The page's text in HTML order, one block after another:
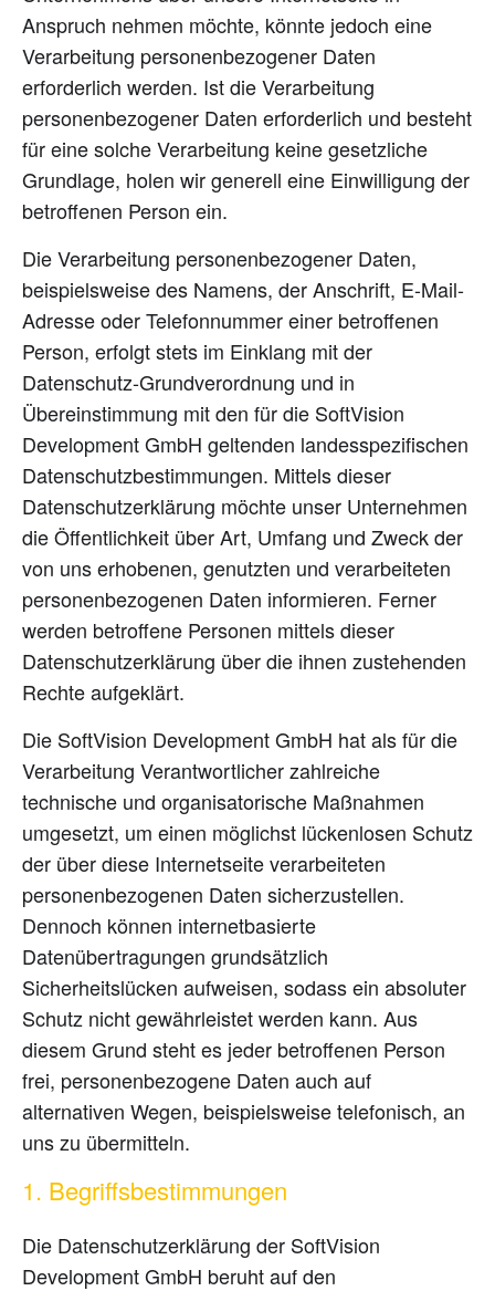
Anspruch nehmen möchte, könnte jedoch eine
Verarbeitung personenbezogener Daten
erforderlich werden. Ist die Verarbeitung
personenbezogener Daten erforderlich und besteht
für eine solche Verarbeitung keine gesetzliche
Grundlage, holen wir generell eine Einwilligung der
betroffenen Person ein.
Die Verarbeitung personenbezogener Daten,
beispielsweise des Namens, der Anschrift, E-Mail-
Adresse oder Telefonnummer einer betroffenen
Person, erfolgt stets im Einklang mit der
Datenschutz-Grundverordnung und in
Übereinstimmung mit den für die SoftVision
Development GmbH geltenden landesspezifischen
Datenschutzbestimmungen. Mittels dieser
Datenschutzerklärung möchte unser Unternehmen
die Öffentlichkeit über Art, Umfang und Zweck der
von uns erhobenen, genutzten und verarbeiteten
personenbezogenen Daten informieren. Ferner
werden betroffene Personen mittels dieser
Datenschutzerklärung über die ihnen zustehenden
Rechte aufgeklärt.
Die SoftVision Development GmbH hat als für die
Verarbeitung Verantwortlicher zahlreiche
technische und organisatorische Maßnahmen
umgesetzt, um einen möglichst lückenlosen Schutz
der über diese Internetseite verarbeiteten
personenbezogenen Daten sicherzustellen.
Dennoch können internetbasierte
Datenübertragungen grundsätzlich
Sicherheitslücken aufweisen, sodass ein absoluter
Schutz nicht gewährleistet werden kann. Aus
diesem Grund steht es jeder betroffenen Person
frei, personenbezogene Daten auch auf
alternativen Wegen, beispielsweise telefonisch, an
uns zu übermitteln.
1. Begriffsbestimmungen
Die Datenschutzerklärung der SoftVision
Development GmbH beruht auf den